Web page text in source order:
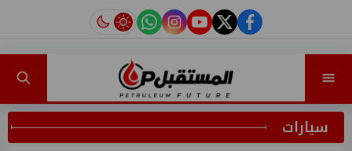
facebook
twitter
youtube
instagram
tiktok
سيارات